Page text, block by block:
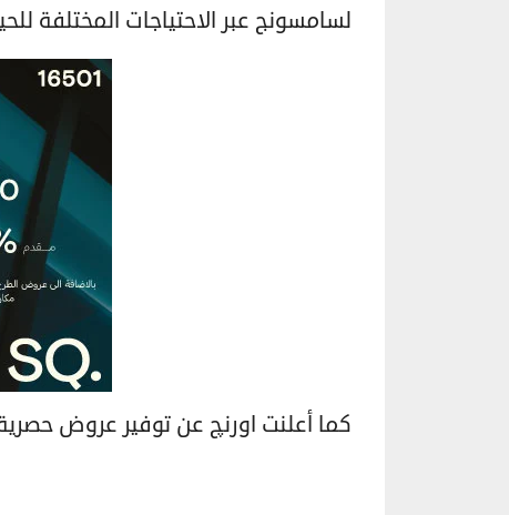
لسامسونج عبر الاحتياجات المختلفة
كما أعلنت اورنچ عن توفير عروض